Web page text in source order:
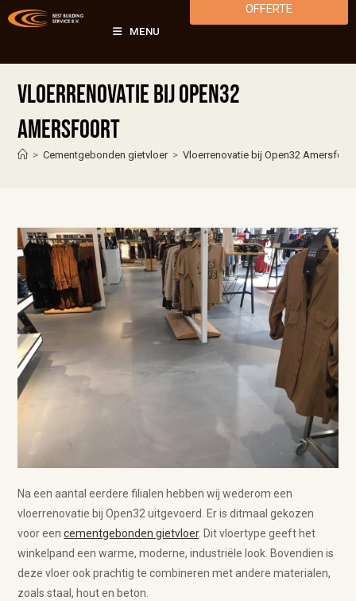
MENU
OFFERTE
Vloerrenovatie bij Open32
Amersfoort
> Cementgebonden gietvloer > Vloerrenovatie bij Open32 Amersfoort
Na een aantal eerdere filialen hebben wij wederom een
vloerrenovatie bij Open32 uitgevoerd. Er is ditmaal gekozen
voor eencementgebonden gietvloer. Dit vloertype geeft het
winkelpand een warme, moderne, industriële look. Bovendien is
deze vloer ook prachtig te combineren met andere materialen,
zoals staal, hout en beton.